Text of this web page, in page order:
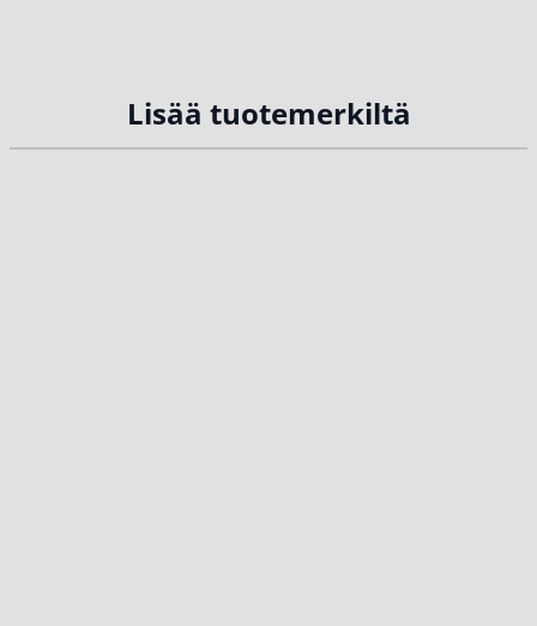
Lisää tuotemerkiltä